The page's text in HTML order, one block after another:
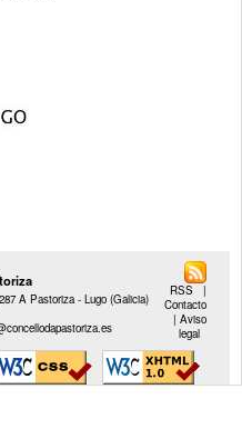
A Pastoriza - Lugo (Galicia)
RSS
|
Contacto
| Aviso
legal